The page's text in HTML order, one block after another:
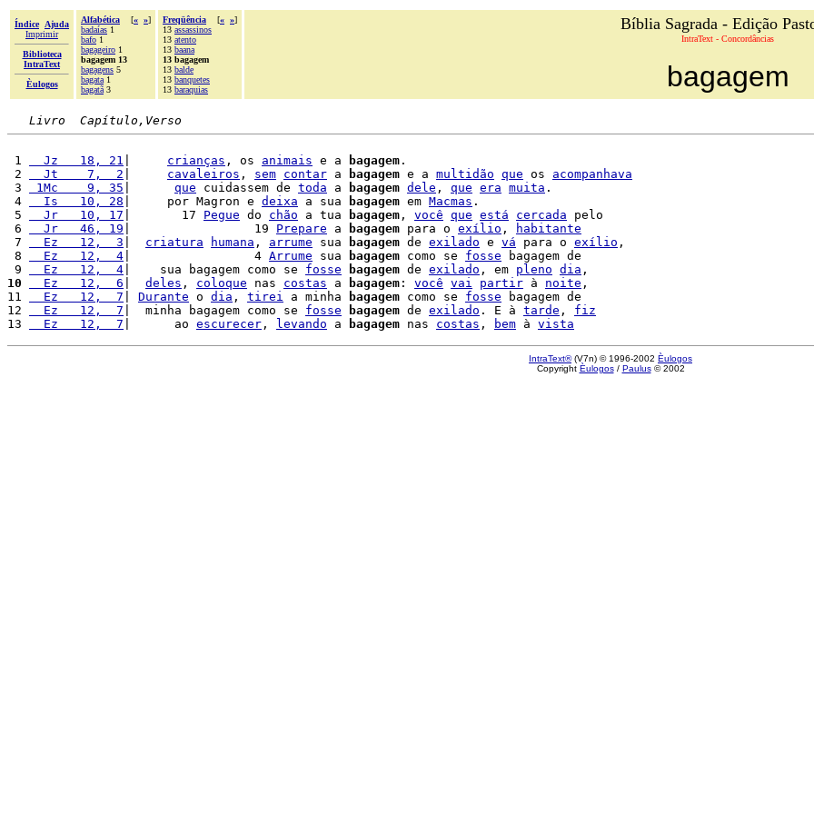
Índice
Ajuda
Imprimir
Biblioteca
IntraText
Èulogos
Alfabética [« »]
badaías 1
bafo 1
bagageiro 1
bagagem 13
bagagens 5
bagata 1
bagatã 3
Freqüência [« »]
13 assassinos
13 atento
13 baana
13 bagagem
13 balde
13 banquetes
13 baraquias
Bíblia Sagrada - Edição
IntraText - Concordâncias
bagagem
Livro  Capítulo,Verso
1
  Jz   18, 21
crianças , os animais e a bagagem .
2
  Jt    7,  2
cavaleiros , sem contar a bagagem e a multidão que os acompanhava
3
1Mc    9, 35 que cuidassem de toda a bagagem dele , que era muita .
4
  Is   10, 28
|     por Magron e deixa a sua bagagem em Macmas .
5
  Jr   10, 17
|       17 Pegue do chão a tua bagagem , você que está cercada pelo
6
  Jr   46, 19
|                 19 Prepare a bagagem para o exílio ,
habitante
7
  Ez   12,  3
criatura humana , arrume sua bagagem de exilado e vá para o exílio ,
8
  Ez   12,  4
|                 4 Arrume sua bagagem como se fosse bagagem de
9
  Ez   12,  4
|    sua bagagem como se fosse bagagem de exilado , em pleno dia
10
  Ez   12,  6
deles , coloque nas costas a bagagem : você vai partir à noite ,
11
  Ez   12,  7
Durante o dia , tirei a minha bagagem como se fosse bagagem de
12
  Ez   12,  7
|  minha bagagem como se fosse bagagem de exilado . E à tarde , fiz
13
  Ez   12,  7
|      ao escurecer , levando a bagagem nas costas , bem à vista
IntraText®(V7n) © 1996-2002 Èulogos
Copyright Èulogos/ Paulus© 2002